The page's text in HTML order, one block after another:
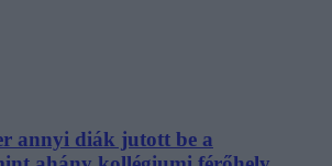
annyi diák jutott be a